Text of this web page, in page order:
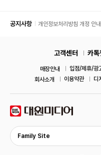
공지사항
개인정보처리방침 개정
고객센터 카톡
매장안내 입점/제휴/광
회사소개
이용약관 디
Family Site